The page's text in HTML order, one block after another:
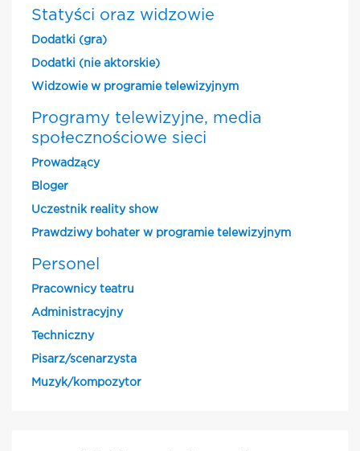
Statyści oraz widzowie
Dodatki (gra)
Dodatki (nie aktorskie)
Widzowie w programie telewizyjnym
Programy telewizyjne, media
społecznościowe sieci
Prowadzący
Bloger
Uczestnik reality show
Prawdziwy bohater w programie telewizyjnym
Personel
Pracownicy teatru
Administracyjny
Techniczny
Pisarz/scenarzysta
Muzyk/kompozytor